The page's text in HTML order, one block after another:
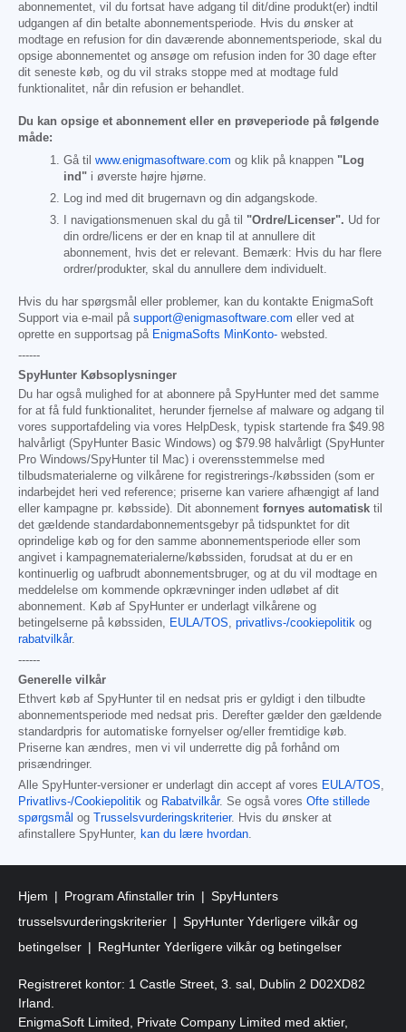
abonnementet, vil du fortsat have adgang til dit/dine produkt(er) indtil
udgangen af din betalte abonnementsperiode. Hvis du ønsker at
modtage en refusion for din daværende abonnementsperiode, skal du
opsige abonnementet og ansøge om refusion inden for 30 dage efter
dit seneste køb, og du vil straks stoppe med at modtage fuld
funktionalitet, når din refusion er behandlet.
Du kan opsige et abonnement eller en prøveperiode på følgende
måde:
Gå til www.enigmasoftware.com og klik på knappen "Log
ind" i øverste højre hjørne.
Log ind med dit brugernavn og din adgangskode.
I navigationsmenuen skal du gå til "Ordre/Licenser". Ud for
din ordre/licens er der en knap til at annullere dit
abonnement, hvis det er relevant. Bemærk: Hvis du har flere
ordrer/produkter, skal du annullere dem individuelt.
Hvis du har spørgsmål eller problemer, kan du kontakte EnigmaSoft
Support via e-mail på support@enigmasoftware.com eller ved at
oprette en supportsag på EnigmaSofts MinKonto- websted.
------
SpyHunter Købsoplysninger
Du har også mulighed for at abonnere på SpyHunter med det samme
for at få fuld funktionalitet, herunder fjernelse af malware og adgang til
vores supportafdeling via vores HelpDesk, typisk startende fra $49.98
halvårligt (SpyHunter Basic Windows) og $79.98 halvårligt (SpyHunter
Pro Windows/SpyHunter til Mac) i overensstemmelse med
tilbudsmaterialerne og vilkårene for registrerings-/købssiden (som er
indarbejdet heri ved reference; priserne kan variere afhængigt af land
eller kampagne pr. købsside). Dit abonnement fornyes automatisk til
det gældende standardabonnementsgebyr på tidspunktet for dit
oprindelige køb og for den samme abonnementsperiode eller som
angivet i kampagnematerialerne/købssiden, forudsat at du er en
kontinuerlig og uafbrudt abonnementsbruger, og at du vil modtage en
meddelelse om kommende opkrævninger inden udløbet af dit
abonnement. Køb af SpyHunter er underlagt vilkårene og
betingelserne på købssiden, EULA/TOS, privatlivs-/cookiepolitik og
rabatvilkår.
------
Generelle vilkår
Ethvert køb af SpyHunter til en nedsat pris er gyldigt i den tilbudte
abonnementsperiode med nedsat pris. Derefter gælder den gældende
standardpris for automatiske fornyelser og/eller fremtidige køb.
Priserne kan ændres, men vi vil underrette dig på forhånd om
prisændringer.
Alle SpyHunter-versioner er underlagt din accept af vores EULA/TOS,
Privatlivs-/Cookiepolitik og Rabatvilkår. Se også vores Ofte stillede
spørgsmål og Trusselsvurderingskriterier. Hvis du ønsker at
afinstallere SpyHunter, kan du lære hvordan.
Hjem Program Afinstaller trin
SpyHunters
trusselsvurderingskriterier
SpyHunter Yderligere vilkår og
betingelser
RegHunter Yderligere vilkår og betingelser
Registreret kontor: 1 Castle Street, 3. sal, Dublin 2 D02XD82
Irland.
EnigmaSoft Limited, Private Company Limited med aktier,